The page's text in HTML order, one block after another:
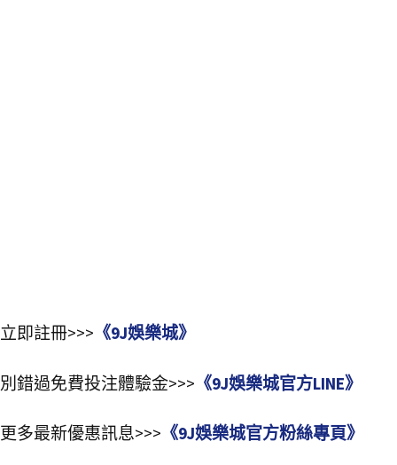
立即註冊>>> 《9J娛樂城》
別錯過免費投注體驗金>>> 《9J娛樂城官方LINE》
更多最新優惠訊息>>> 《9J娛樂城官方粉絲專頁》